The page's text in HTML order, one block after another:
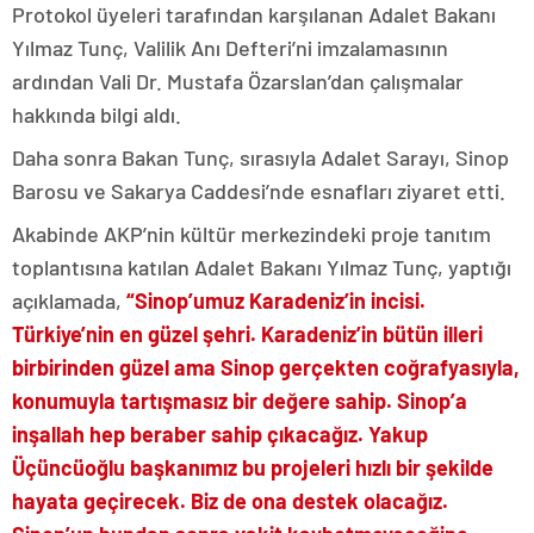
Protokol üyeleri tarafından karşılanan Adalet Bakanı
Yılmaz Tunç, Valilik Anı Defteri’ni imzalamasının
ardından Vali Dr. Mustafa Özarslan’dan çalışmalar
hakkında bilgi aldı.
Daha sonra Bakan Tunç, sırasıyla Adalet Sarayı, Sinop
Barosu ve Sakarya Caddesi’nde esnafları ziyaret etti.
Akabinde AKP’nin kültür merkezindeki proje tanıtım
toplantısına katılan Adalet Bakanı Yılmaz Tunç, yaptığı
açıklamada, “Sinop’umuz Karadeniz’in incisi.
Türkiye’nin en güzel şehri. Karadeniz’in bütün illeri
birbirinden güzel ama Sinop gerçekten coğrafyasıyla,
konumuyla tartışmasız bir değere sahip. Sinop’a
inşallah hep beraber sahip çıkacağız. Yakup
Üçüncüoğlu başkanımız bu projeleri hızlı bir şekilde
hayata geçirecek. Biz de ona destek olacağız.